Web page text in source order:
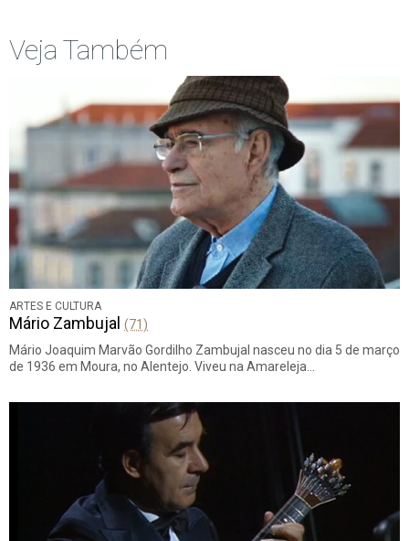
Veja Também
ARTES E CULTURA
Mário Zambujal (71)
Mário Joaquim Marvão Gordilho Zambujal nasceu no dia 5 de março
de 1936 em Moura, no Alentejo. Viveu na Amareleja…